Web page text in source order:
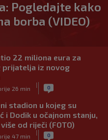
Pogledajte kako
borba (VIDEO)
22 miliona eura za
prijatelja iz novog
26 min
| 0
stadion u kojeg su
i Dodik u očajnom stanju,
od riječi (FOTO)
47 min
| 0